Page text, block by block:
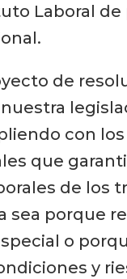
Laboral
de
con
que
de los
sea porque
o
y